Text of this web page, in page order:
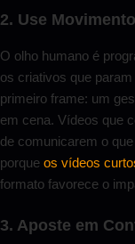
2. Use
O olho humano é
os criativos que
primeiro frame: um
em cena. Vídeos que
de comunicarem o
porque os vídeos
formato favorece o
3. Aposte em